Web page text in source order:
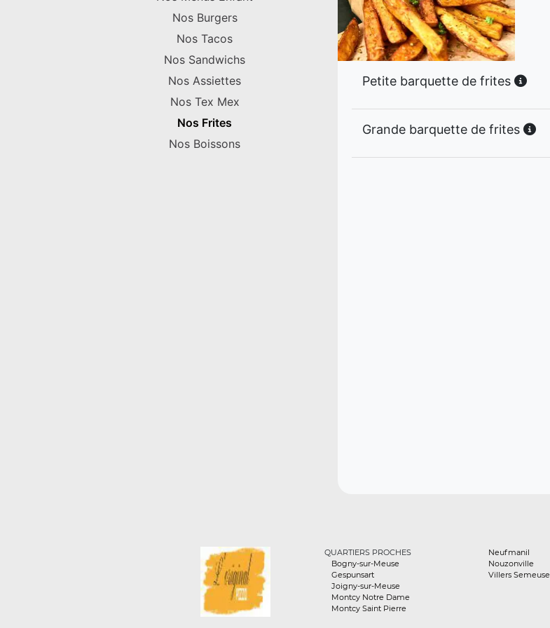
Nos Burgers
Nos Tacos
Nos Sandwichs
Nos Assiettes
Nos Tex Mex
Nos Frites
Nos Boissons
Petite barquette de frites
Grande barquette de frites
QUARTIERS PROCHES
Bogny-sur-Meuse
Gespunsart
Joigny-sur-Meuse
Montcy Notre Dame
Montcy Saint Pierre
Neufmanil
Nouzonville
Villers Semeuse